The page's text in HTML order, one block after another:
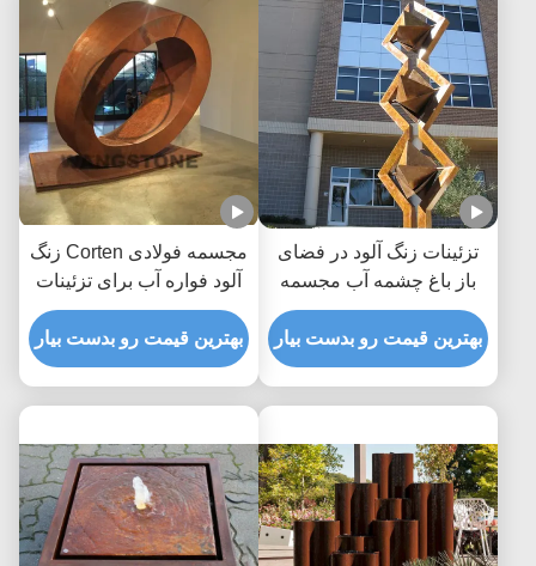
تزئینات زنگ آلود در فضای
باز باغ چشمه آب مجسمه
فولاد کورتن
بهترین قیمت رو بدست بیار
مجسمه فولادی Corten زنگ
آلود فواره آب برای تزئینات
بیرونی
بهترین قیمت رو بدست بیار